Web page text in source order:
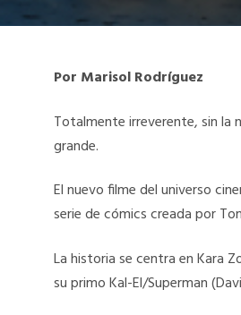
Por Marisol Rodríguez
Totalmente irreverente, sin la
grande.
El nuevo filme del universo
serie de cómics creada por
La historia se centra en Kara
su primo Kal-El/Superman